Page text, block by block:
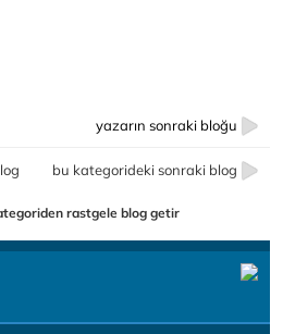
yazarın sonraki bloğu
bu kategorideki sonraki blog
rastgele blog getir